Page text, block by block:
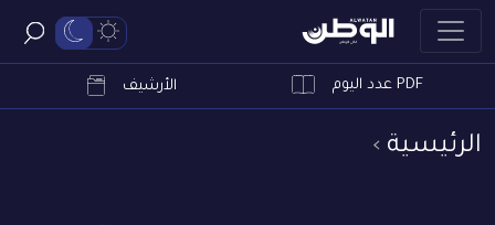
PDF عدد اليوم الأرشيف
الرئيسية